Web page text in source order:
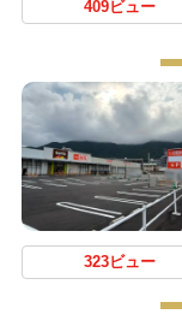
409ビュー
323ビュー